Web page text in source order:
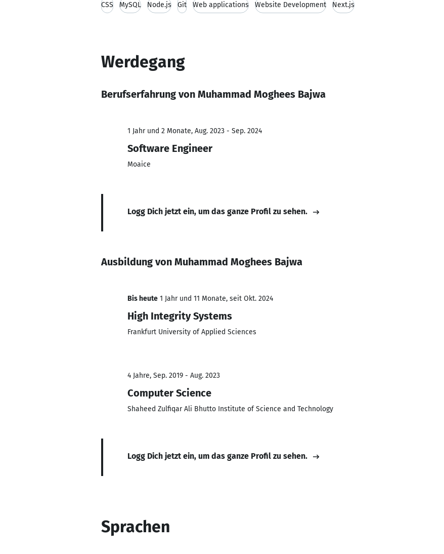
CSS MySQL Node.js Git Web applications Website Development Next.js
Werdegang
Berufserfahrung von Muhammad Moghees Bajwa
1 Jahr und 2 Monate, Aug. 2023 - Sep. 2024
Software Engineer
Moaice
Logg Dich jetzt ein, um das ganze Profil zu sehen.
Ausbildung von Muhammad Moghees Bajwa
Bis heute 1 Jahr und 11 Monate, seit Okt. 2024
High Integrity Systems
Frankfurt University of Applied Sciences
4 Jahre, Sep. 2019 - Aug. 2023
Computer Science
Shaheed Zulfiqar Ali Bhutto Institute of Science and Technology
Logg Dich jetzt ein, um das ganze Profil zu sehen.
Sprachen